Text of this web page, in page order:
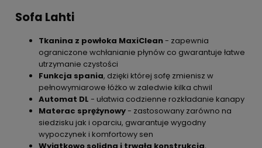
Sofa Lahti
Tkanina z powłoka MaxiClean- zapewnia
ograniczone wchłanianie płynów co gwarantuje łatwe
utrzymanie czystości
Funkcja spania, dzięki której sofę zmienisz w
pełnowymiarowe łóżko w zaledwie kilka chwil
Automat DL - ułatwia codzienne rozkładanie kanapy
Materac sprężynowy- zastosowany zarówno na
siedzisku jak i oparciu, gwarantuje wygodny
wypoczynek i komfortowy sen